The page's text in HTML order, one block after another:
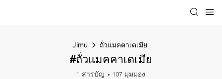
Jimu ถั่วแมคคาเดเมีย
#ถั่วแมคคาเดเมีย
1 สารบัญ 107 มุมมอง